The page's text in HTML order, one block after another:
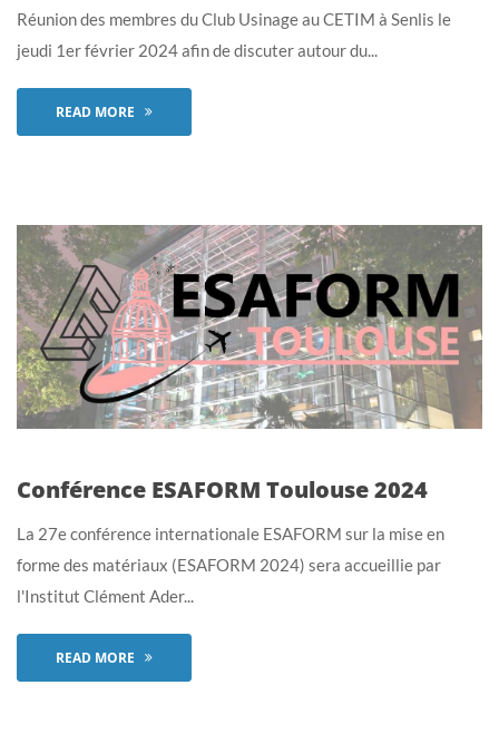
Réunion des membres du Club Usinage au CETIM à Senlis le
jeudi 1er février 2024 afin de discuter autour du...
READ MORE
Conférence ESAFORM Toulouse 2024
La 27e conférence internationale ESAFORM sur la mise en
forme des matériaux (ESAFORM 2024) sera accueillie par
l'Institut Clément Ader...
READ MORE